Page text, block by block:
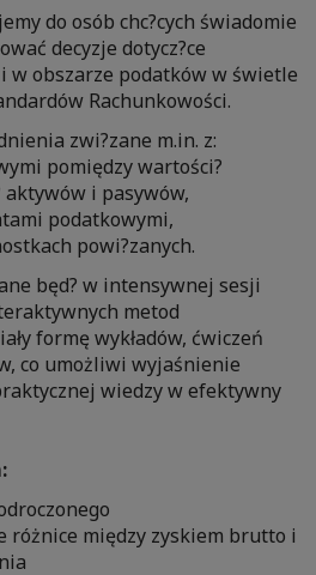
do osób chc?cych świadomie
decyzje dotycz?ce
w obszarze podatków w świetle
Rachunkowości.
zwi?zane m.in. z:
pomiędzy wartości?
i pasywów,
podatkowymi,
powi?zanych.
będ? w intensywnej sesji
metod
formę wykładów, ćwiczeń
co umożliwi wyjaśnienie
wiedzy w efektywny
różnice między zyskiem brutto i